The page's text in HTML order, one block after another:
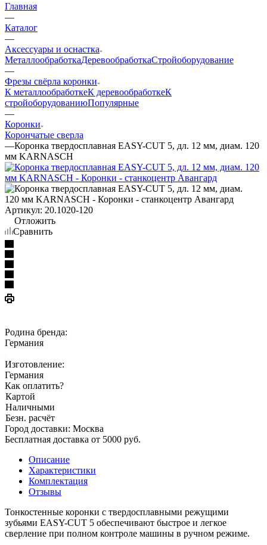
Главная
—
Каталог
—
Аксeccyapы и оснастка
МеталлообработкаДеревообработкаСтройоборудование
—
Фрезы свёрла коронки
К металлообработкеК деревообработкеК
стройоборудованиюПопулярные
—
Коронки
Корончатые сверла
—Коронка твердосплавная EASY-CUT 5, дл. 12 мм, диам. 120
мм KARNASCH
Артикул: 20.1020-120
Отложить
Сравнить
Родина бренда:
Германия
Изготовление:
Германия
Как оплатить?
Картой
Наличными
Безн. расчёт
Город доставки: Москва
Бесплатная доставка от 5000 руб.
Описание
Характеристики
Комплектация
Отзывы
Тонкостенные коронки с твердосплавными режущими
зубьями EASY-CUT 5 обеспечивают быстрое и легкое
сверление при полном контроле машины в ручном режиме.